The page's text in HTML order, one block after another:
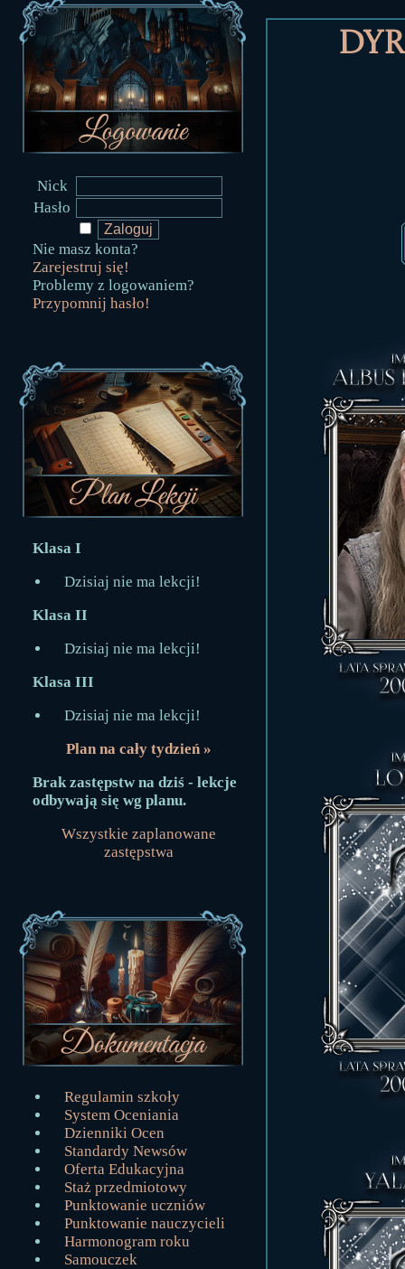
Nick
Hasło
Nie masz konta?
Zarejestruj się!
Problemy z logowaniem?
Przypomnij hasło!
Klasa I
Dzisiaj nie ma lekcji!
Klasa II
Dzisiaj nie ma lekcji!
Klasa III
Dzisiaj nie ma lekcji!
Plan na cały tydzień »
Brak zastępstw na dziś - lekcje
odbywają się wg planu.
Wszystkie zaplanowane
zastępstwa
Regulamin szkoły
System Oceniania
Dzienniki Ocen
Standardy Newsów
Oferta Edukacyjna
Staż przedmiotowy
Punktowanie uczniów
Punktowanie nauczycieli
Harmonogram roku
Samouczek